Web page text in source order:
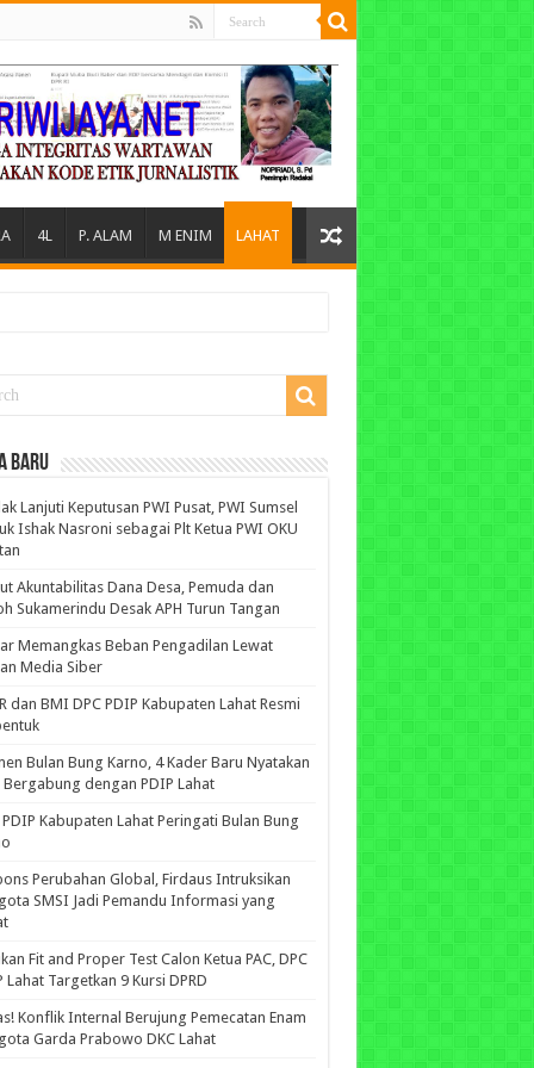
4L P. ALAM M ENIM LAHAT
BARU
Lanjuti Keputusan PWI Pusat, PWI Sumsel
Ishak Nasroni sebagai Plt Ketua PWI OKU
Akuntabilitas Dana Desa, Pemuda dan
Sukamerindu Desak APH Turun Tangan
Memangkas Beban Pengadilan Lewat
Media Siber
dan BMI DPC PDIP Kabupaten Lahat Resmi
Bulan Bung Karno, 4 Kader Baru Nyatakan
Bergabung dengan PDIP Lahat
PDIP Kabupaten Lahat Peringati Bulan Bung
Perubahan Global, Firdaus Intruksikan
SMSI Jadi Pemandu Informasi yang
Fit and Proper Test Calon Ketua PAC, DPC
Lahat Targetkan 9 Kursi DPRD
Konflik Internal Berujung Pemecatan Enam
Garda Prabowo DKC Lahat